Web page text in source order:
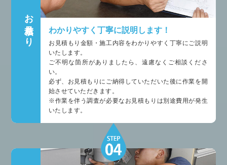
お見積もり わかりやすく丁寧に説明します！
お見積もり金額・施工内容をわかりやすく丁寧にご説明
いたします。
ご不明な箇所がありましたら、遠慮なくご相談くださ
い。
必ず、お見積もりにご納得していただいた後に作業を開
始させていただきます。
※作業を伴う調査が必要なお見積もりは別途費用が発生
いたします。